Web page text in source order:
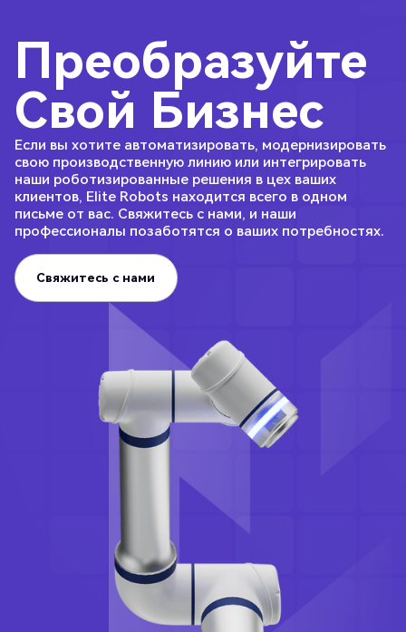
Преобразуйте
Свой Бизнес
Если вы хотите автоматизировать, модернизировать
свою производственную линию или интегрировать
наши роботизированные решения в цех ваших
клиентов, Elite Robots находится всего в одном
письме от вас. Свяжитесь с нами, и наши
профессионалы позаботятся о ваших потребностях.
Свяжитесь с нами
Свяжитесь с нами